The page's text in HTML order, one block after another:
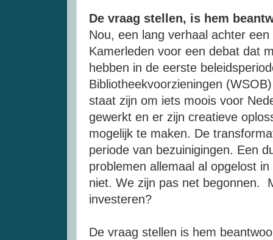
De vraag stellen, is hem
Nou, een lang verhaal achter
Kamerleden voor een debat dat
hebben in de eerste
Bibliotheekvoorzieningen
staat zijn om iets moois voor
gewerkt en er zijn creatieve
mogelijk te maken. De
periode van bezuinigingen. Een
problemen allemaal al opgelost
niet. We zijn pas net begonnen.
investeren?
De vraag stellen is hem